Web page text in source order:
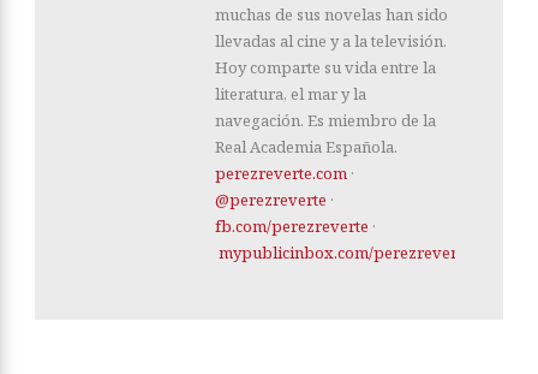
muchas de sus novelas han sido
llevadas al cine y a la televisión.
Hoy comparte su vida entre la
literatura, el mar y la
navegación. Es miembro de la
Real Academia Española.
perezreverte.com ·
@perezreverte ·
fb.com/perezreverte ·
mypublicinbox.com/perezreverte